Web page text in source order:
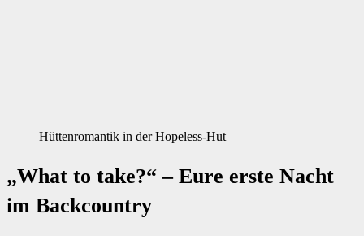
Hüttenromantik in der Hopeless-Hut
„What to take?“ – Eure erste Nacht
im Backcountry